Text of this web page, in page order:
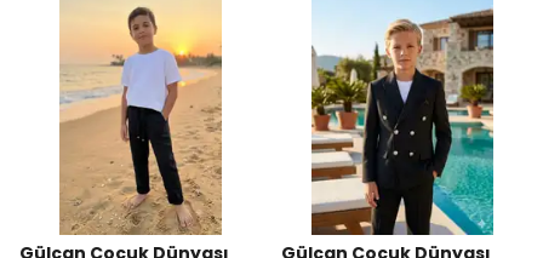
Gülcan Çocuk Dünyası Gülcan Çocuk Dünyası